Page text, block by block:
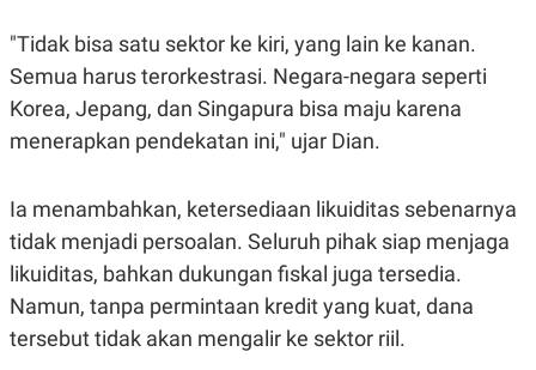
PEDOMAN
PEMBERITAAN
SIBER
PRIVACY
POLICY
"Tidak bisa satu sektor ke kiri, yang lain ke kanan.
Semua harus terorkestrasi. Negara-negara seperti
Korea, Jepang, dan Singapura bisa maju karena
menerapkan pendekatan ini," ujar Dian.
Ia menambahkan, ketersediaan likuiditas sebenarnya
tidak menjadi persoalan. Seluruh pihak siap menjaga
likuiditas, bahkan dukungan fiskal juga tersedia.
Namun, tanpa permintaan kredit yang kuat, dana
tersebut tidak akan mengalir ke sektor riil.